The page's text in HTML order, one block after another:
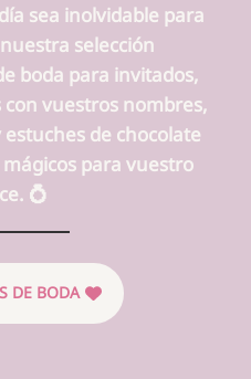
sea inolvidable para
selección
boda para invitados,
vuestros nombres,
de chocolate
para vuestro
💍
DE BODA